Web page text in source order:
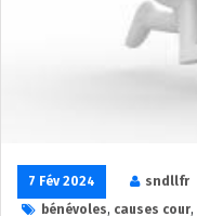
7 Fév 2024 sndllfr
bénévoles, causes cour,